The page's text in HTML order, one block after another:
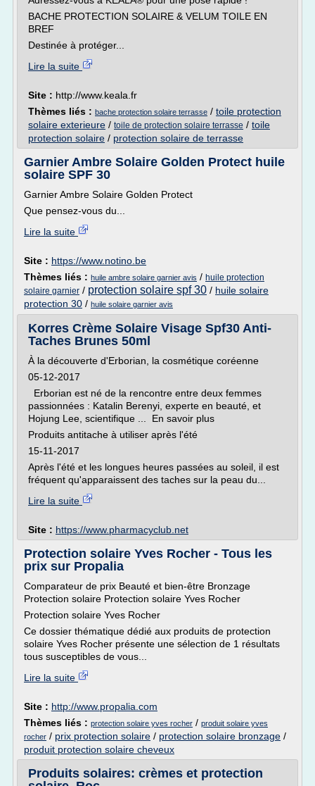
BACHE PROTECTION SOLAIRE & VELUM TOILE EN
BREF
Destinée à protéger...
Lire la suite
Site : http://www.keala.fr
Thèmes liés : bache protection solaire terrasse / toile protection
solaire exterieure / toile de protection solaire terrasse / toile
protection solaire / protection solaire de terrasse
Garnier Ambre Solaire Golden Protect huile
solaire SPF 30
Garnier Ambre Solaire Golden Protect
Que pensez-vous du...
Lire la suite
Site : https://www.notino.be
Thèmes liés : huile ambre solaire garnier avis / huile protection
solaire garnier / protection solaire spf 30 / huile solaire
protection 30 / huile solaire garnier avis
Korres Crème Solaire Visage Spf30 Anti-
Taches Brunes 50ml
À la découverte d'Erborian, la cosmétique coréenne
05-12-2017
Erborian est né de la rencontre entre deux femmes
passionnées : Katalin Berenyi, experte en beauté, et
Hojung Lee, scientifique ... En savoir plus
Produits antitache à utiliser après l'été
15-11-2017
Après l'été et les longues heures passées au soleil, il est
fréquent qu'apparaissent des taches sur la peau du...
Lire la suite
Site : https://www.pharmacyclub.net
Protection solaire Yves Rocher - Tous les
prix sur Propalia
Comparateur de prix Beauté et bien-être Bronzage
Protection solaire Protection solaire Yves Rocher
Protection solaire Yves Rocher
Ce dossier thématique dédié aux produits de protection
solaire Yves Rocher présente une sélection de 1 résultats
tous susceptibles de vous...
Lire la suite
Site : http://www.propalia.com
Thèmes liés : protection solaire yves rocher / produit solaire yves
rocher / prix protection solaire / protection solaire bronzage /
produit protection solaire cheveux
Produits solaires: crèmes et protection